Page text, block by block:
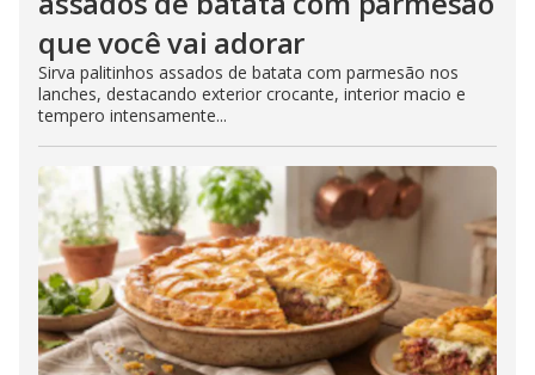
que você vai adorar
Sirva palitinhos assados de batata com parmesão nos
lanches, destacando exterior crocante, interior macio e
tempero intensamente...